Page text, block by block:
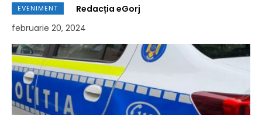
EVENIMENT
Redacția eGorj
februarie 20, 2024